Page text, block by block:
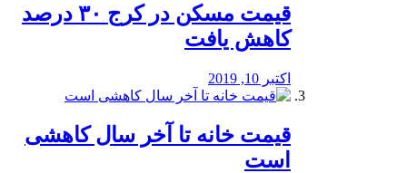
️قیمت مسکن در کرج ۳۰ درصد
کاهش یافت
اکتبر 10, 2019
قیمت خانه تا آخر سال کاهشی
است